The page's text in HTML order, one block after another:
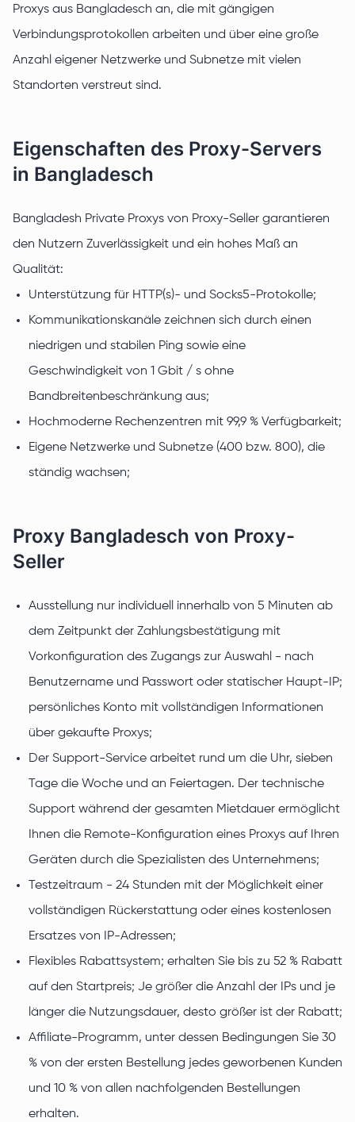
Proxys aus Bangladesch an, die mit gängigen
Verbindungsprotokollen arbeiten und über eine große
Anzahl eigener Netzwerke und Subnetze mit vielen
Standorten verstreut sind.
Eigenschaften des Proxy-Servers
in Bangladesch
Bangladesh Private Proxys von Proxy-Seller garantieren
den Nutzern Zuverlässigkeit und ein hohes Maß an
Qualität:
Unterstützung für HTTP(s)- und Socks5-Protokolle;
Kommunikationskanäle zeichnen sich durch einen
niedrigen und stabilen Ping sowie eine
Geschwindigkeit von 1 Gbit / s ohne
Bandbreitenbeschränkung aus;
Hochmoderne Rechenzentren mit 99,9 % Verfügbarkeit;
Eigene Netzwerke und Subnetze (400 bzw. 800), die
ständig wachsen;
Proxy Bangladesch von Proxy-
Seller
Ausstellung nur individuell innerhalb von 5 Minuten ab
dem Zeitpunkt der Zahlungsbestätigung mit
Vorkonfiguration des Zugangs zur Auswahl - nach
Benutzername und Passwort oder statischer Haupt-IP;
persönliches Konto mit vollständigen Informationen
über gekaufte Proxys;
Der Support-Service arbeitet rund um die Uhr, sieben
Tage die Woche und an Feiertagen. Der technische
Support während der gesamten Mietdauer ermöglicht
Ihnen die Remote-Konfiguration eines Proxys auf Ihren
Geräten durch die Spezialisten des Unternehmens;
Testzeitraum - 24 Stunden mit der Möglichkeit einer
vollständigen Rückerstattung oder eines kostenlosen
Ersatzes von IP-Adressen;
Flexibles Rabattsystem; erhalten Sie bis zu 52 % Rabatt
auf den Startpreis; Je größer die Anzahl der IPs und je
länger die Nutzungsdauer, desto größer ist der Rabatt;
Affiliate-Programm, unter dessen Bedingungen Sie 30
% von der ersten Bestellung jedes geworbenen Kunden
und 10 % von allen nachfolgenden Bestellungen
erhalten.